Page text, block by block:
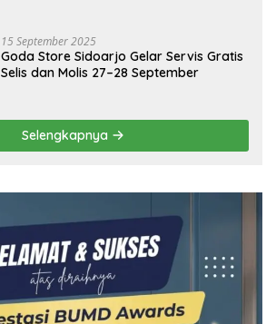
15 September 2025
Goda Store Sidoarjo Gelar Servis Gratis
Selis dan Molis 27–28 September
Selengkapnya